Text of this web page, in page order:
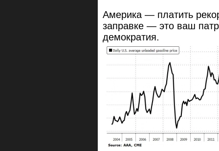
Америка — платить
заправке — это ваш
демократия.